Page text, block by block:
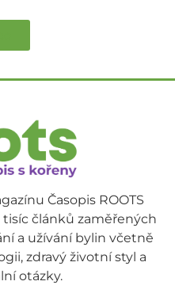
Časopis ROOTS
článků zaměřených
a užívání bylin včetně
zdravý životní styl a
otázky.